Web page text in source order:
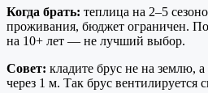
Когда брать: теплица на 2–5
проживания, бюджет ограничен.
на 10+ лет — не лучший выбор.
Совет: кладите брус не на землю,
через 1 м. Так брус вентилируется